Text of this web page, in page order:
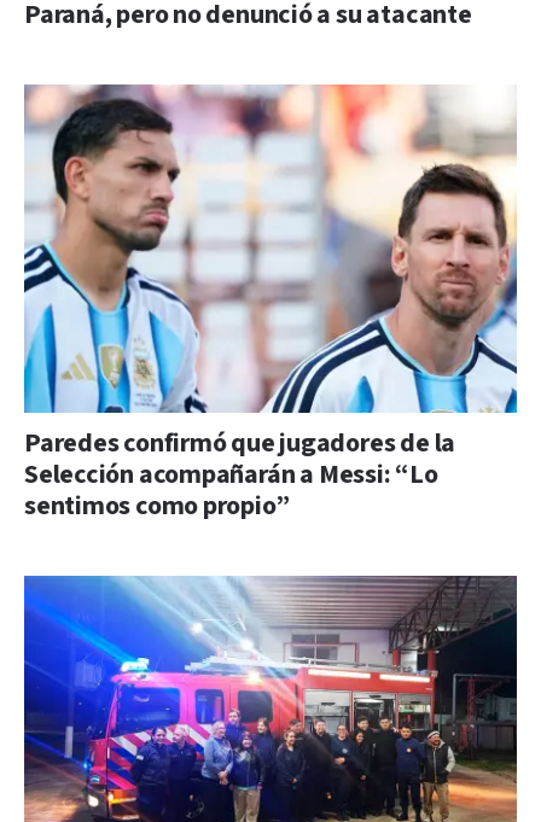
Paraná, pero no denunció a su atacante
Paredes confirmó que jugadores de la
Selección acompañarán a Messi: “Lo
sentimos como propio”